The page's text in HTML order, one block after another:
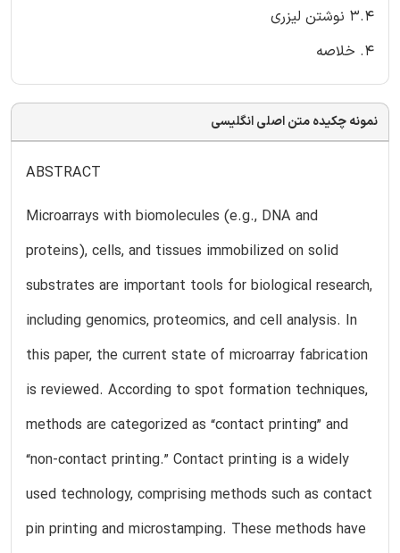
3.4 نوشتن لیزری
4. خلاصه
نمونه چکیده متن اصلی انگلیسی
ABSTRACT
Microarrays with biomolecules (e.g., DNA and
proteins), cells, and tissues immobilized on solid
substrates are important tools for biological research,
including genomics, proteomics, and cell analysis. In
this paper, the current state of microarray fabrication
is reviewed. According to spot formation techniques,
methods are categorized as “contact printing” and
“non-contact printing.” Contact printing is a widely
used technology, comprising methods such as contact
pin printing and microstamping. These methods have